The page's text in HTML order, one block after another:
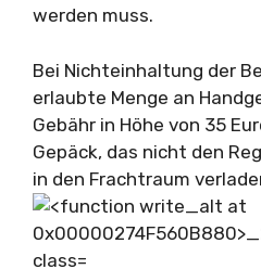
werden muss.
Bei Nichteinhaltung der
erlaubte Menge an
Gebähr in Höhe von 35
Gepäck, das nicht den
in den Frachtraum